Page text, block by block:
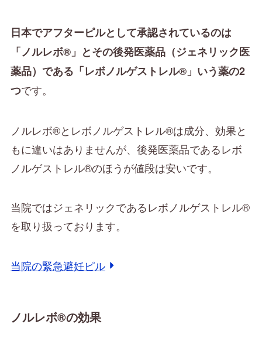
日本でアフターピルとして承認されているのは
「ノルレボ®」とその後発医薬品（ジェネリック医
薬品）である「レボノルゲストレル®」いう薬の2
つです。
ノルレボ®とレボノルゲストレル®は成分、効果と
もに違いはありませんが、後発医薬品であるレボ
ノルゲストレル®のほうが値段は安いです。
当院ではジェネリックであるレボノルゲストレル®
を取り扱っております。
当院の緊急避妊ピル
ノルレボ®の効果